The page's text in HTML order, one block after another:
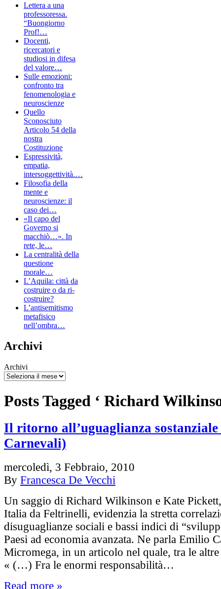
Lettera a una
professoressa.
“Buongiorno
Prof!…
Docenti,
ricercatori e
studiosi in difesa
del valore…
Sulle emozioni:
confronto tra
fenomenologia e
neuroscienze
Quello
Sconosciuto
Articolo 54 della
nostra
Costituzione
Espressività,
empatia,
intersoggettività.…
Filosofia della
mente e
neuroscienze: il
caso dei…
«Il capo del
Governo si
macchiò…». In
rete, le…
La centralità della
questione
morale…
L’Aquila: città da
costruire o da ri-
costruire?
L’antisemitismo
metafisico
nell’ombra…
Archivi
Archivi
Posts Tagged ‘ Richard
Il ritorno all’uguaglianza
Carnevali)
mercoledì, 3 Febbraio, 2010
By Francesca De Vecchi
Un saggio di Richard Wilkinson e Kate
Italia da Feltrinelli, evidenzia la stretta
disuguaglianze sociali e bassi indici di
Paesi ad economia avanzata. Ne parla Emilio
Micromega, in un articolo nel quale, tra le altre
« (…) Fra le enormi responsabilità…
Read more »